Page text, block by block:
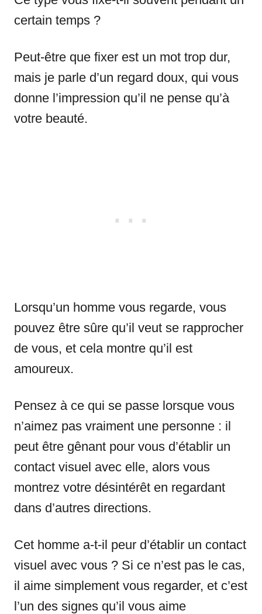
certain temps ?
Peut-être que fixer est un mot trop dur,
mais je parle d’un regard doux, qui vous
donne l’impression qu’il ne pense qu’à
votre beauté.
Lorsqu’un homme vous regarde, vous
pouvez être sûre qu’il veut se rapprocher
de vous, et cela montre qu’il est
amoureux.
Pensez à ce qui se passe lorsque vous
n’aimez pas vraiment une personne : il
peut être gênant pour vous d’établir un
contact visuel avec elle, alors vous
montrez votre désintérêt en regardant
dans d’autres directions.
Cet homme a-t-il peur d’établir un contact
visuel avec vous ? Si ce n’est pas le cas,
il aime simplement vous regarder, et c’est
l’un des signes qu’il vous aime